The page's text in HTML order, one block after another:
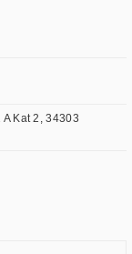
A Kat 2, 34303